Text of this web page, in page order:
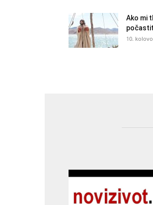
Ako mi
10.